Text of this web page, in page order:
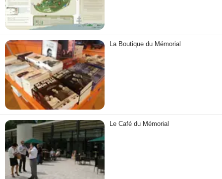
La Boutique du Mémorial
Le Café du Mémorial